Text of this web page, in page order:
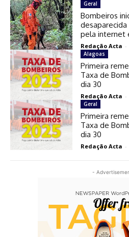
-
Geral
Bombeiros
pela internet
Redação Acta -
Alagoas
Primeira
Taxa de
dia 30
Redação Acta -
Geral
Primeira
Taxa de
dia 30
Redação Acta -